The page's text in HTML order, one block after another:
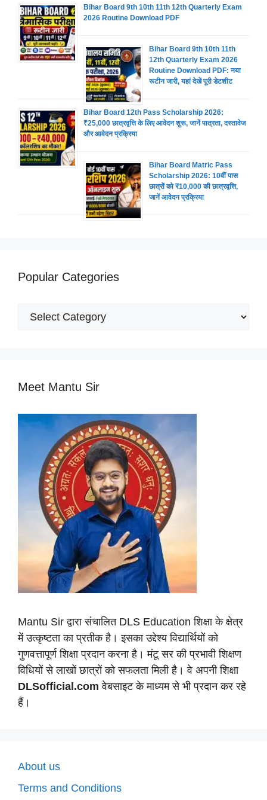
Bihar Board 9th 10th 11th 12th Quarterly Exam
2026 Routine Download PDF
Bihar Board 9th 10th 11th
12th Quarterly Exam 2026
Routine Download PDF: नया
रूटीन जारी, यहां देखें पूरी डेटशीट
Bihar Board 12th Pass Scholarship 2026:
₹25,000 छात्रवृत्ति के लिए आवेदन शुरू, जानें पात्रता, दस्तावेज
और आवेदन प्रक्रिया
Bihar Board Matric Pass
Scholarship 2026: 10वीं पास
छात्रों को ₹10,000 की छात्रवृत्ति,
जानें आवेदन प्रक्रिया
Popular Categories
Popular
Meet Mantu Sir
Mantu Sir द्वारा संचालित DLS Education शिक्षा के क्षेत्र
में उत्कृष्टता का प्रतीक है। इसका उद्देश्य विद्यार्थियों को
गुणवत्तापूर्ण शिक्षा प्रदान करना है। मंटू सर की प्रभावी शिक्षण
विधियों से लाखों छात्रों को सफलता मिली है। वे अपनी शिक्षा
DLSofficial.com वेबसाइट के माध्यम से भी प्रदान कर रहे
हैं।
About us
Terms and Conditions